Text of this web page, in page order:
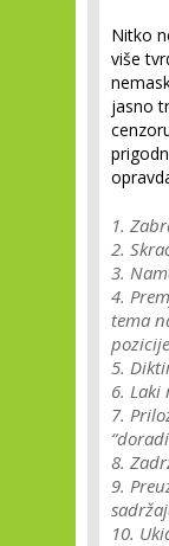
Nitko
više
jasno
1.
2.
3.
4.
tema
5.
6. Laki
7.
8.
9.
10.